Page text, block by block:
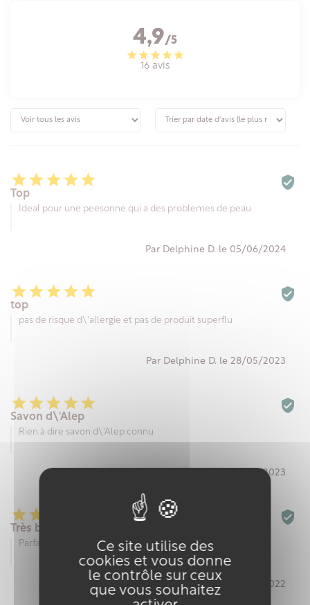
Ce site utilise des
cookies et vous donne
le contrôle sur ceux
que vous souhaitez
4,9/5
16 avis

Top
Ideal pour une peesonne qui a des problemes de peau

Par Delphine D. le 05/06/2024

top
pas de risque d\'allergie et pas de produit superflu

Par Delphine D. le 28/05/2023

Savon d\'Alep
Rien à dire savon d\'Alep connu

Par Catherine P. le 16/01/2023

Très bien
Parfait

Par Alice F. le 27/06/2022